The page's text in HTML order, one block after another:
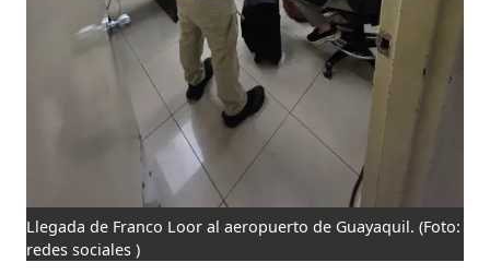
Llegada de Franco Loor al aeropuerto de Guayaquil.(Foto:
redes sociales )